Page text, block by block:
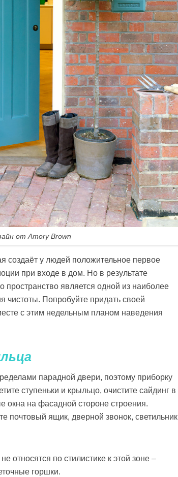
от Amory Brown
создаёт у людей положительное первое
при входе в дом. Но в результате
пространство является одной из наиболее
чистоты. Попробуйте придать своей
с этим недельным планом наведения
парадной двери, поэтому приборку
ступеньки и крыльцо, очистите сайдинг в
окна на фасадной стороне строения.
почтовый ящик, дверной звонок, светильник
относятся по стилистике к этой зоне –
горшки.